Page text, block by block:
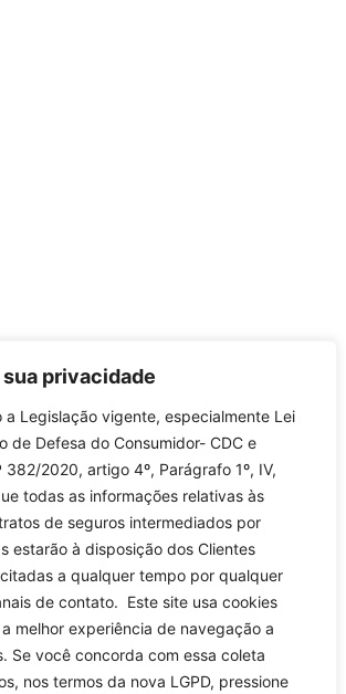
privacidade
a Legislação vigente, especialmente Lei
de Defesa do Consumidor- CDC e
382/2020, artigo 4º, Parágrafo 1º, IV,
todas as informações relativas às
de seguros intermediados por
estarão à disposição dos Clientes
a qualquer tempo por qualquer
de contato. Este site usa cookies
melhor experiência de navegação a
Se você concorda com essa coleta
nos termos da nova LGPD, pressione